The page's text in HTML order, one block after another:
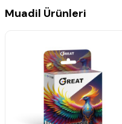
Muadil Ürünleri